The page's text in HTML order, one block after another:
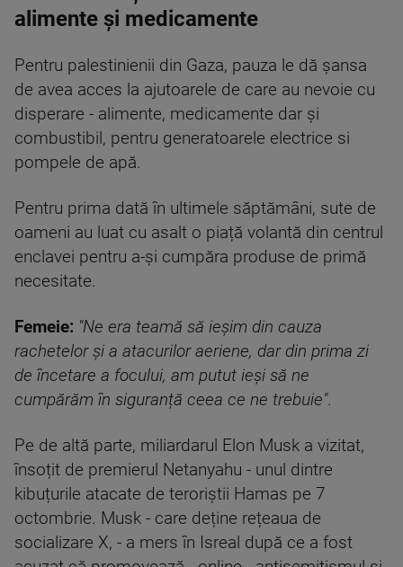
alimente și medicamente
Pentru palestinienii din Gaza, pauza le dă șansa
de avea acces la ajutoarele de care au nevoie cu
disperare - alimente, medicamente dar și
combustibil, pentru generatoarele electrice si
pompele de apă.
Pentru prima dată în ultimele săptămâni, sute de
oameni au luat cu asalt o piață volantă din centrul
enclavei pentru a-și cumpăra produse de primă
necesitate.
Femeie: "Ne era teamă să ieșim din cauza
rachetelor și a atacurilor aeriene, dar din prima zi
de încetare a focului, am putut ieși să ne
cumpărăm în siguranță ceea ce ne trebuie".
Pe de altă parte, miliardarul Elon Musk a vizitat,
însoțit de premierul Netanyahu - unul dintre
kibuțurile atacate de teroriștii Hamas pe 7
octombrie. Musk - care deține rețeaua de
socializare X, - a mers în Isreal după ce a fost